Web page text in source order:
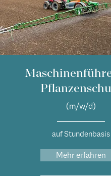
(m/w/d)
auf Stundenbasis
Mehr erfahren